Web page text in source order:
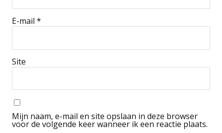
E-mail *
Site
Mijn naam, e-mail en site opslaan in deze browser
voor de volgende keer wanneer ik een reactie plaats.